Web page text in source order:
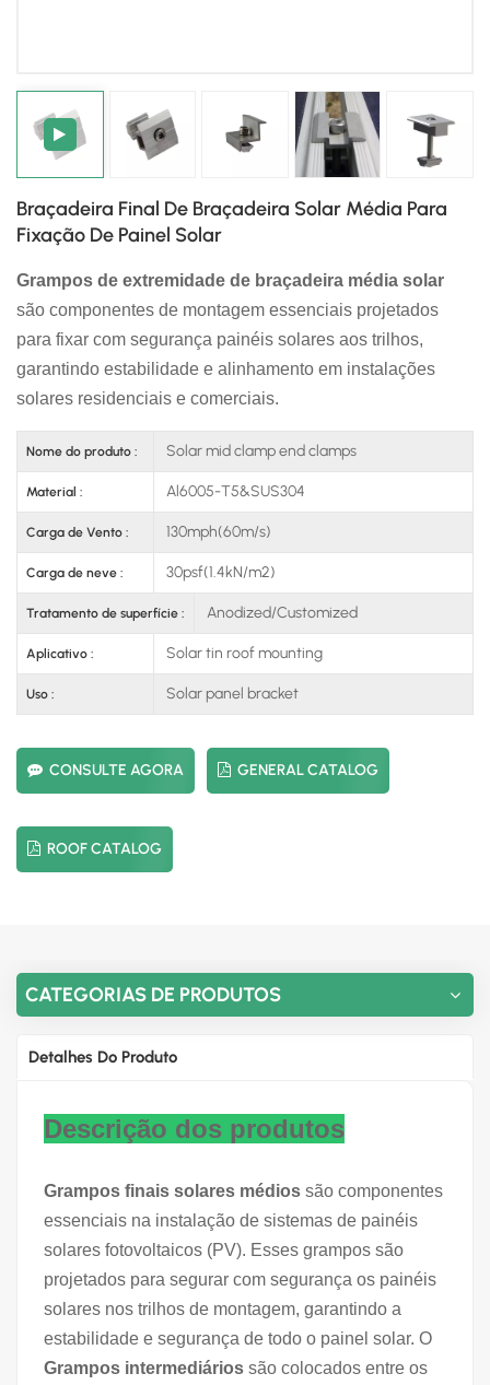
Braçadeira Final De Braçadeira Solar Média Para
Fixação De Painel Solar
Grampos de extremidade de braçadeira média solar
são componentes de montagem essenciais projetados
para fixar com segurança painéis solares aos trilhos,
garantindo estabilidade e alinhamento em instalações
solares residenciais e comerciais.
Nome do produto : Solar mid clamp end clamps
Material : Al6005-T5&SUS304
Carga de Vento : 130mph(60m/s)
Carga de neve : 30psf(1.4kN/m2)
Tratamento de superfície : Anodized/Customized
Aplicativo : Solar tin roof mounting
Uso : Solar panel bracket
CONSULTE AGORA GENERAL CATALOG
ROOF CATALOG
CATEGORIAS DE PRODUTOS
Detalhes Do Produto
Descrição dos produtos
Grampos finais solares médios são componentes
essenciais na instalação de sistemas de painéis
solares fotovoltaicos (PV). Esses grampos são
projetados para segurar com segurança os painéis
solares nos trilhos de montagem, garantindo a
estabilidade e segurança de todo o painel solar. O
Grampos intermediários são colocados entre os